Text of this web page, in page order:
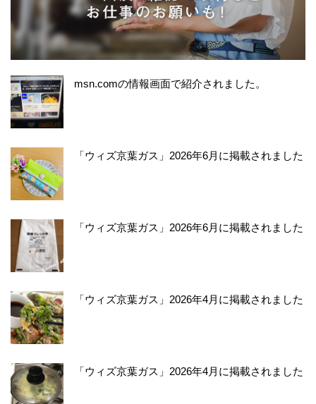
msn.comの情報画面で紹介されました。
「ウィズ京葉ガス」2026年6月に掲載されました
「ウィズ京葉ガス」2026年6月に掲載されました
「ウィズ京葉ガス」2026年4月に掲載されました
「ウィズ京葉ガス」2026年4月に掲載されました